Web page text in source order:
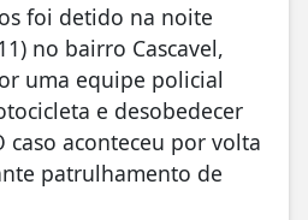
foi detido na noite
no bairro Cascavel,
uma equipe policial
e desobedecer
caso aconteceu por volta
patrulhamento de